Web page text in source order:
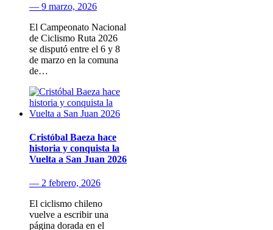
— 9 marzo, 2026
El Campeonato Nacional
de Ciclismo Ruta 2026
se disputó entre el 6 y 8
de marzo en la comuna
de…
Cristóbal Baeza hace
historia y conquista la
Vuelta a San Juan 2026
— 2 febrero, 2026
El ciclismo chileno
vuelve a escribir una
página dorada en el